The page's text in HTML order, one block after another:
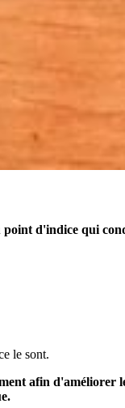
catégorie C du
une hausse des
point d'indice qui
le sont.
afin d'améliorer